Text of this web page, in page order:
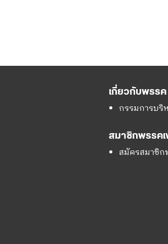
เกี่ยวกับพรรค
กรรมการบริ
สมาชิกพรรคเ
สมัครสมาชิก